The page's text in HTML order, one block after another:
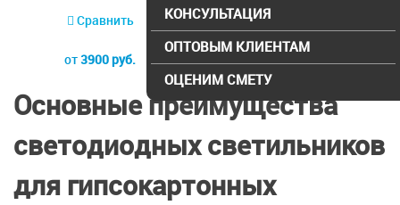
Сравнить
от3900 руб. от4900 руб.
Основные преимущества
светодиодных светильников
для гипсокартонных
КОНСУЛЬТАЦИЯ
ОПТОВЫМ КЛИЕНТАМ
ОЦЕНИМ СМЕТУ